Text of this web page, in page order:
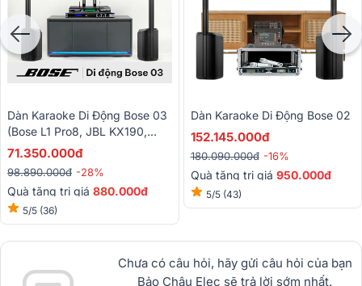
Dàn Karaoke Di Động Bose 03
(Bose L1 Pro8, JBL KX190,
Baiervires BS-790s)
71.350.000đ
98.890.000đ -28%
Quà tặng trị giá 880.000đ
5/5 (36)
Dàn Karaoke Di Động Bose 02
152.145.000đ
180.090.000đ -16%
Quà tặng trị giá 950.000đ
5/5 (43)
Chưa có câu hỏi, hãy gửi câu hỏi của bạn
Bảo Châu Elec sẽ trả lời sớm nhất.